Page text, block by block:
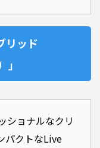
リッド
ショナルなクリ
パクトなLive